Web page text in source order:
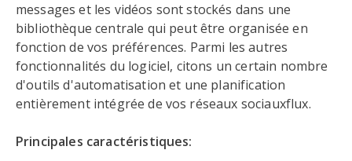
messages et les vidéos sont stockés dans une
bibliothèque centrale qui peut être organisée en
fonction de vos préférences. Parmi les autres
fonctionnalités du logiciel, citons un certain nombre
d'outils d'automatisation et une planification
entièrement intégrée de vos réseaux sociauxflux.
Principales caractéristiques: